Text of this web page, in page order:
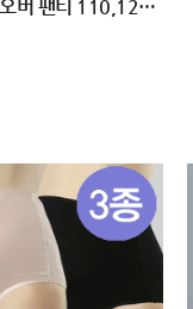
빅사이즈 인견 임부용 오버 팬티 110,120 2color